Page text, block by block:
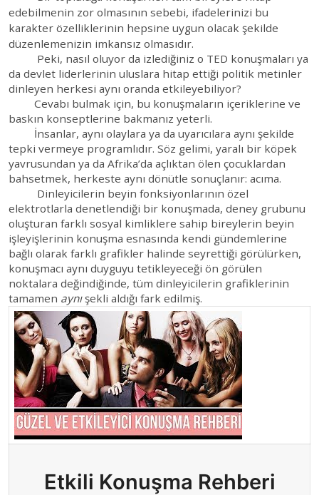
edebilmenin zor olmasının sebebi, ifadelerinizi bu
karakter özelliklerinin hepsine uygun olacak şekilde
düzenlemenizin imkansız olmasıdır.
Peki, nasıl oluyor da izlediğiniz o TED konuşmaları ya
da devlet liderlerinin uluslara hitap ettiği politik metinler
dinleyen herkesi aynı oranda etkileyebiliyor?
Cevabı bulmak için, bu konuşmaların içeriklerine ve
baskın konseptlerine bakmanız yeterli.
İnsanlar, aynı olaylara ya da uyarıcılara aynı şekilde
tepki vermeye programlıdır. Söz gelimi, yaralı bir köpek
yavrusundan ya da Afrika’da açlıktan ölen çocuklardan
bahsetmek, herkeste aynı dönütle sonuçlanır: acıma.
Dinleyicilerin beyin fonksiyonlarının özel
elektrotlarla denetlendiği bir konuşmada, deney grubunu
oluşturan farklı sosyal kimliklere sahip bireylerin beyin
işleyişlerinin konuşma esnasında kendi gündemlerine
bağlı olarak farklı grafikler halinde seyrettiği görülürken,
konuşmacı aynı duyguyu tetikleyeceği ön görülen
noktalara değindiğinde, tüm dinleyicilerin grafiklerinin
tamamen aynışekli aldığı fark edilmiş.
Etkili Konuşma Rehberi